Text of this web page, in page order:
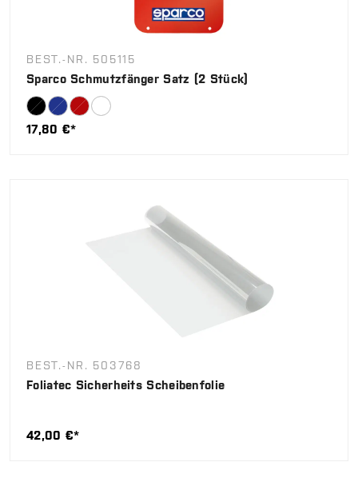
BEST.-NR. 505115
Sparco Schmutzfänger Satz (2 Stück)
17,80 €*
BEST.-NR. 503768
Foliatec Sicherheits Scheibenfolie
42,00 €*